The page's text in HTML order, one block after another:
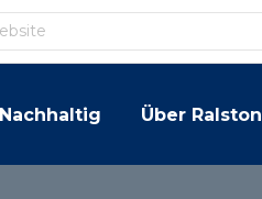
Nachhaltig Über Ralston